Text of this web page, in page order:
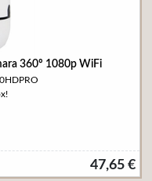
360º 1080p WiFi
47,65 €